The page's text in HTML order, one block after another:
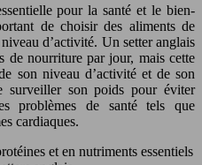
pour la santé et le bien-
de choisir des aliments de
d’activité. Un setter anglais
de nourriture par jour, mais cette
son niveau d’activité et de son
surveiller son poids pour éviter
problèmes de santé tels que
cardiaques.
et en nutriments essentiels